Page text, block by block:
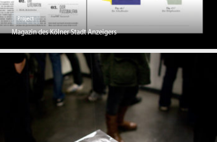
Project
Magazin des Kölner Stadt Anzeigers